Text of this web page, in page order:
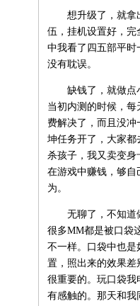
想升级了，就拿出
伍，挂机设置好，完
中我看了四五部平
没有耽误。
缺钱了，就做点小
当初内测的时候，
费解决了，而且没
坤任务开了，大家都
杀孩子，我又卖变身
在游戏中赚钱，够自
为。
无聊了，不知道做
很多MM都是被口袋
不一样。口袋中也是
置，照出来的效果差
很重要的。玩口袋我
有感触的。那天和我